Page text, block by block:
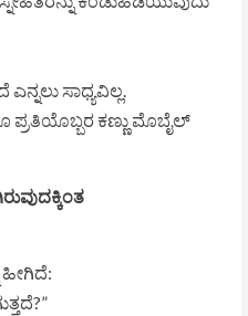
ಸಾಧ್ಯವಿಲ್ಲ.
ಕಣ್ಣು ಮೊಬೈಲ್
ಹೀಗಿದೆ: